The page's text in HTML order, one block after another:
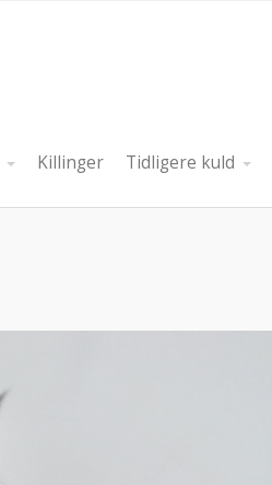
Killinger Tidligere kuld